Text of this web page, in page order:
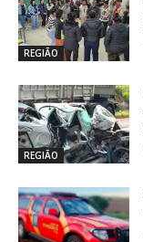
REGIÃO
REGIÃO